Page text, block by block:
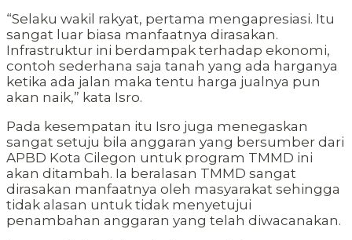
“Selaku wakil rakyat, pertama mengapresiasi. Itu
sangat luar biasa manfaatnya dirasakan.
Infrastruktur ini berdampak terhadap ekonomi,
contoh sederhana saja tanah yang ada harganya
ketika ada jalan maka tentu harga jualnya pun
akan naik,” kata Isro.
Pada kesempatan itu Isro juga menegaskan
sangat setuju bila anggaran yang bersumber dari
APBD Kota Cilegon untuk program TMMD ini
akan ditambah. Ia beralasan TMMD sangat
dirasakan manfaatnya oleh masyarakat sehingga
tidak alasan untuk tidak menyetujui
penambahan anggaran yang telah diwacanakan.